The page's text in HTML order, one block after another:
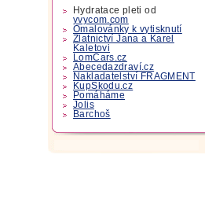
Hydratace pleti od
yvycom.com
Omalovánky k vytisknutí
Zlatnictví Jana a Karel
Kaletovi
LomCars.cz
Abecedazdraví.cz
Nakladatelství FRAGMENT
KupSkodu.cz
Pomáháme
Jolis
Barchoš